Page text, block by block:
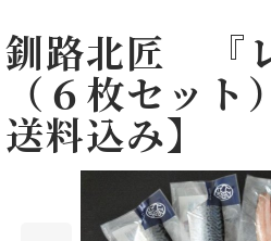
釧路北匠 『
（６枚セット
送料込み】